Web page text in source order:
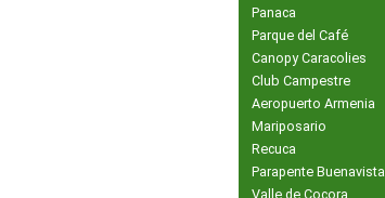
Panaca
Parque del Café
Canopy Caracolies
Club Campestre
Aeropuerto Armenia
Mariposario
Recuca
Parapente Buenavista
Valle de Cocora